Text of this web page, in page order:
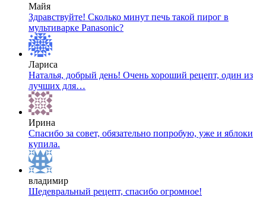
Майя
Здравствуйте! Сколько минут печь такой пирог в
мультиварке Panasonic?
Лариса
Наталья, добрый день! Очень хороший рецепт, один из
лучших для…
Ирина
Спасибо за совет, обязательно попробую, уже и яблоки
купила.
владимир
Шедевральный рецепт, спасибо огромное!